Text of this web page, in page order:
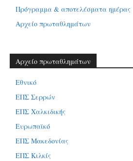
Πρόγραμμα & αποτελέσματα ημέρας
Αρχείο πρωταθλημάτων
Αρχείο πρωταθλημάτων
Εθνικό
ΕΠΣ Σερρών
ΕΠΣ Χαλκιδικής
Ευρωπαϊκό
ΕΠΣ Μακεδονίας
ΕΠΣ Κιλκίς